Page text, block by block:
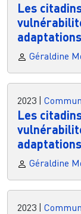
Les
Géraldine
2023
Les
adaptations
Géraldine
2023